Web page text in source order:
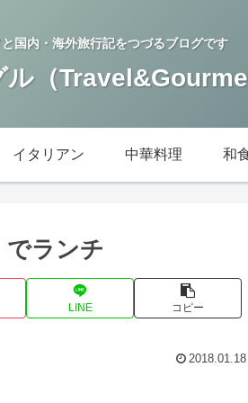
国内・海外旅行記をつづるブログです
ル（
イタリアン 中華料理 和
でランチ
LINE コピー
2018.01.18